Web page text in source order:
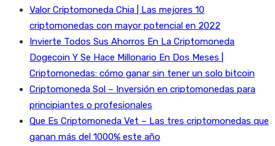
Valor Criptomoneda Chia | Las mejores 10
criptomonedas con mayor potencial en 2022
Invierte Todos Sus Ahorros En La Criptomoneda
Dogecoin Y Se Hace Millonario En Dos Meses |
Criptomonedas: cómo ganar sin tener un solo bitcoin
Criptomoneda Sol – Inversión en criptomonedas para
principiantes o profesionales
Que Es Criptomoneda Vet – Las tres criptomonedas que
ganan más del 1000% este año